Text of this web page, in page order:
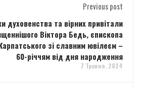
Previous post
духовенства та вірних привітали
Віктора Бедь, єпископа
зі славним ювілеєм –
60-річчям від дня народження
7 Травня, 2024